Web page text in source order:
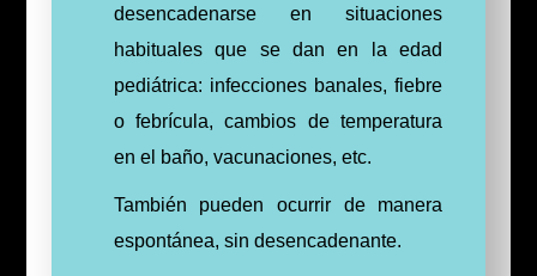
desencadenarse en situaciones
habituales que se dan en la edad
pediátrica: infecciones banales, fiebre
o febrícula, cambios de temperatura
en el baño, vacunaciones, etc.
También pueden ocurrir de manera
espontánea, sin desencadenante.